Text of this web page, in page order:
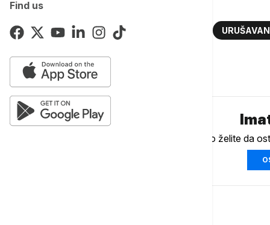
Find usViše o...
RUDARI PAKISTAN
Komentari ( 0
Ukoliko želite da